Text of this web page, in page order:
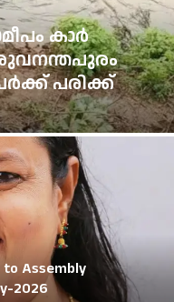
കാർ
പരിക്ക്
to Assembly
2026